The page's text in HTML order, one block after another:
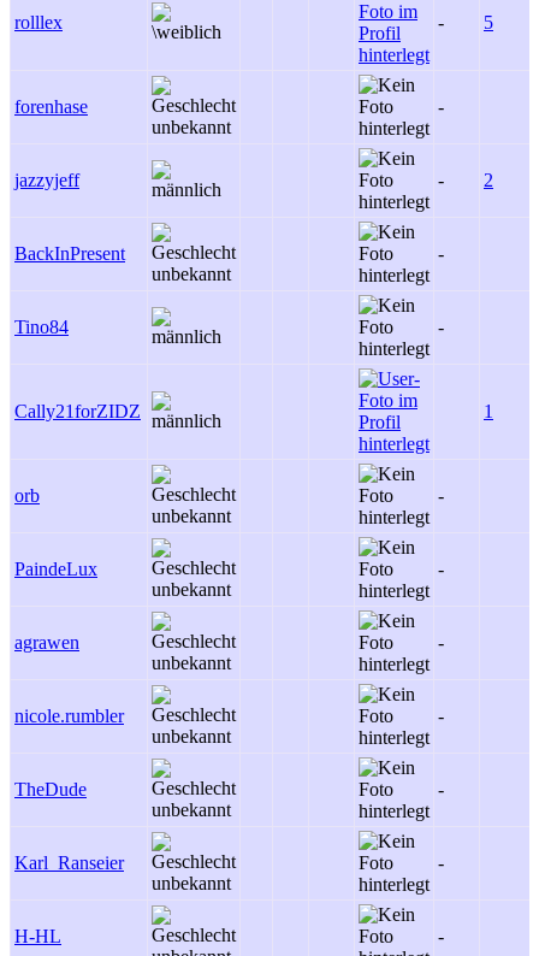
rolllex - 5
forenhase -
jazzyjeff - 2
BackInPresent -
Tino84 -
Cally21forZIDZ 1
orb -
PaindeLux -
agrawen -
nicole.rumbler -
TheDude -
Karl_Ranseier -
H-HL -